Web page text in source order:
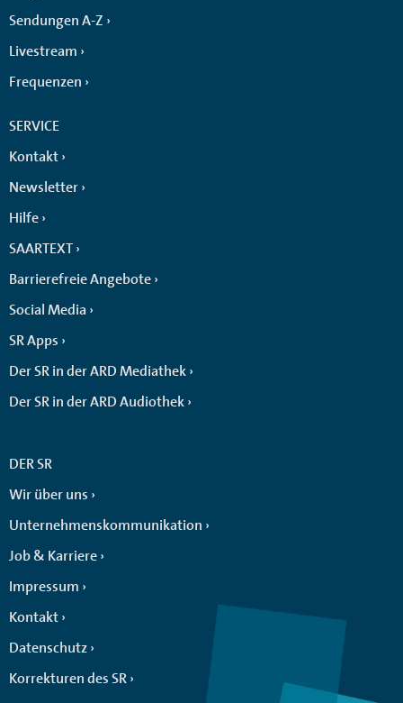
Sendungen A-Z
Livestream
Frequenzen
SERVICE
Kontakt
Newsletter
Hilfe
SAARTEXT
Barrierefreie Angebote
Social Media
SR Apps
Der SR in der ARD Mediathek
Der SR in der ARD Audiothek
DER SR
Wir über uns
Unternehmenskommunikation
Job & Karriere
Impressum
Kontakt
Datenschutz
Korrekturen des SR